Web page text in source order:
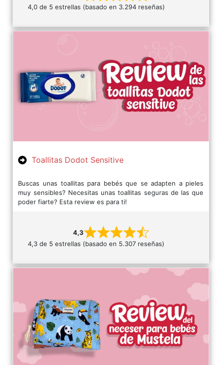
4,0 de 5 estrellas (basado en 3.294 reseñas)
Toallitas Dodot Sensitive
Buscas unas toallitas para bebés que se adapten a pieles
muy sensibles? Necesitas unas toallitas seguras de las que
poder fiarte? Esta review es para ti!
4,3
4,3 de 5 estrellas (basado en 5.307 reseñas)